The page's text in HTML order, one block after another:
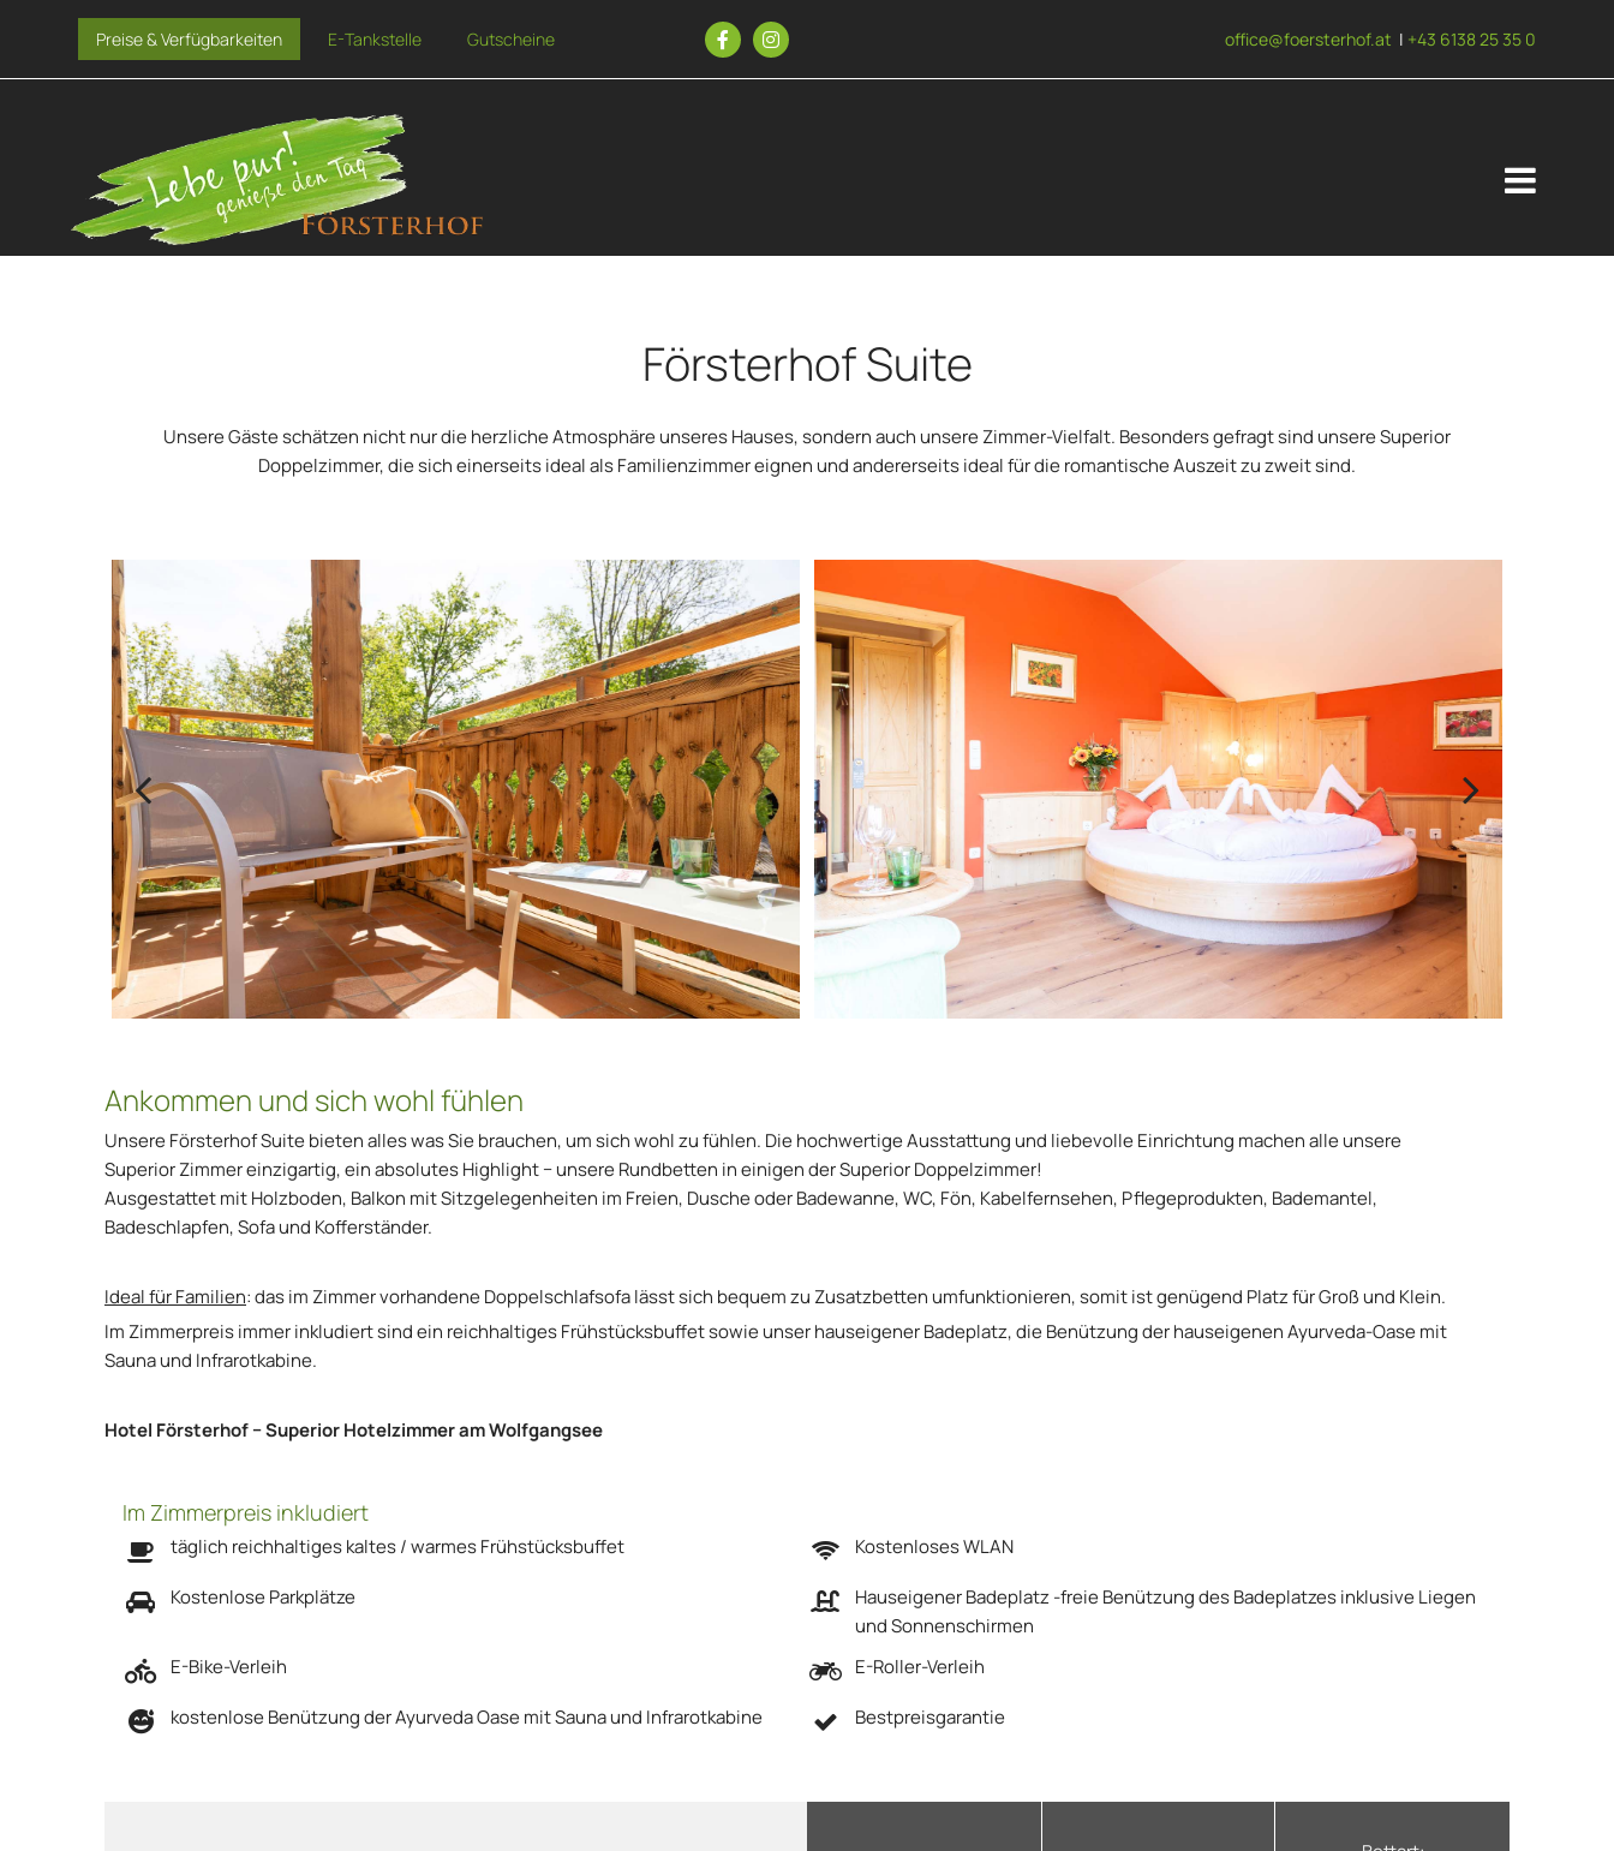
Preise & Verfügbarkeiten E-Tankstelle Gutscheine office@foersterhof.at | +43 6138 25 35 0
Försterhof Suite
Unsere Gäste schätzen nicht nur die herzliche Atmosphäre unseres Hauses, sondern auch unsere Zimmer-Vielfalt. Besonders gefragt sind unsere Superior
Doppelzimmer, die sich einerseits ideal als Familienzimmer eignen und andererseits ideal für die romantische Auszeit zu zweit sind.
Ankommen und sich wohl fühlen
Unsere Försterhof Suite bieten alles was Sie brauchen, um sich wohl zu fühlen. Die hochwertige Ausstattung und liebevolle Einrichtung machen alle unsere
Superior Zimmer einzigartig, ein absolutes Highlight − unsere Rundbetten in einigen der Superior Doppelzimmer!
Ausgestattet mit Holzboden, Balkon mit Sitzgelegenheiten im Freien, Dusche oder Badewanne, WC, Fön, Kabelfernsehen, Pflegeprodukten, Bademantel,
Badeschlapfen, Sofa und Kofferständer.
Ideal für Familien: das im Zimmer vorhandene Doppelschlafsofa lässt sich bequem zu Zusatzbetten umfunktionieren, somit ist genügend Platz für Groß und Klein.
Im Zimmerpreis immer inkludiert sind ein reichhaltiges Frühstücksbuffet sowie unser hauseigener Badeplatz, die Benützung der hauseigenen Ayurveda-Oase mit
Sauna und Infrarotkabine.
Hotel Försterhof − Superior Hotelzimmer am Wolfgangsee
Im Zimmerpreis inkludiert
täglich reichhaltiges kaltes / warmes Frühstücksbuffet
Kostenloses WLAN
Kostenlose Parkplätze
Hauseigener Badeplatz -freie Benützung des Badeplatzes inklusive Liegen
und Sonnenschirmen
E-Bike-Verleih
E-Roller-Verleih
kostenlose Benützung der Ayurveda Oase mit Sauna und Infrarotkabine
Bestpreisgarantie